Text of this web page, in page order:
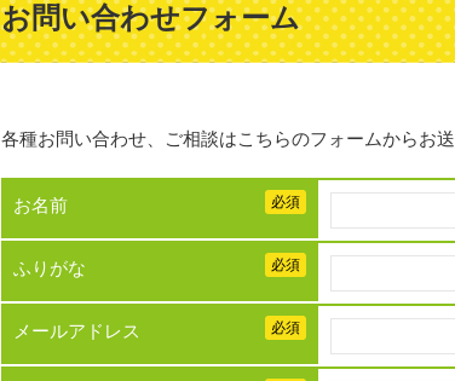
お問い合わせフォーム
各種お問い合わせ、ご相談はこちらのフォームからお送
お名前 必須
ふりがな 必須
メールアドレス 必須